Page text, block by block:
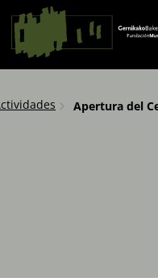
principal
Apertura del